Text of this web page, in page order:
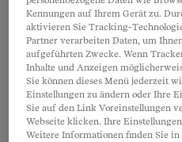
Krafttraining
Frauen an die
Übungen helfen beim
Muskelaufbau
Starke Muskeln machen fit
Kennungen auf Ihrem Gerät zu.
aktivieren Sie Tracking-
Partner verarbeiten Daten, um
aufgeführten Zwecke. Wenn
Inhalte und Anzeigen
Sie können dieses Menü jederzeit
Einstellungen zu ändern oder Ihre
Sie auf den Link Voreinstellungen
Webseite klicken. Ihre
Weitere Informationen finden Sie